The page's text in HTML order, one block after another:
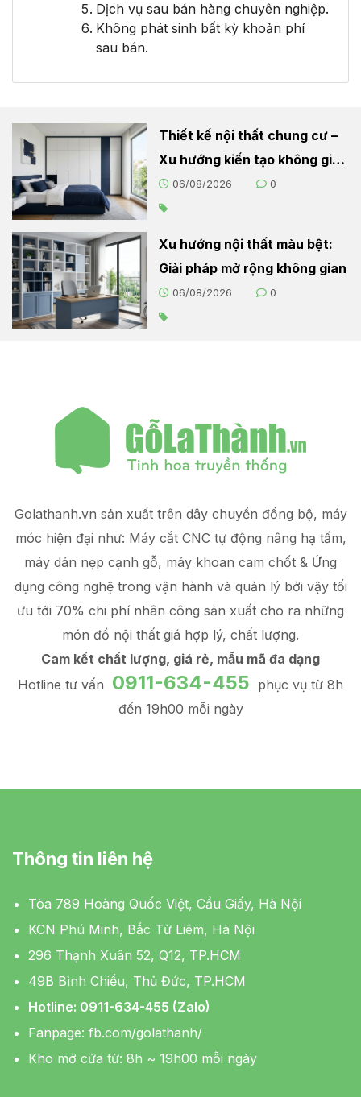
Dịch vụ sau bán hàng chuyên nghiệp.
Không phát sinh bất kỳ khoản phí
sau bán.
Thiết kế nội thất chung cư –
Xu hướng kiến tạo không gian
sống hiện đại
06/08/2026 0
Xu hướng nội thất màu bệt:
Giải pháp mở rộng không gian
06/08/2026 0
Golathanh.vn sản xuất trên dây chuyền đồng bộ, máy
móc hiện đại như: Máy cắt CNC tự động nâng hạ tấm,
máy dán nẹp cạnh gỗ, máy khoan cam chốt & Ứng
dụng công nghệ trong vận hành và quản lý bởi vậy tối
ưu tới 70% chi phí nhân công sản xuất cho ra những
món đồ nội thất giá hợp lý, chất lượng.
Cam kết chất lượng, giá rẻ, mẫu mã đa dạng
Hotline tư vấn 0911-634-455 phục vụ từ 8h
đến 19h00 mỗi ngày
Thông tin liên hệ
Tòa 789 Hoàng Quốc Việt, Cầu Giấy, Hà Nội
KCN Phú Minh, Bắc Từ Liêm, Hà Nội
296 Thạnh Xuân 52, Q12, TP.HCM
49B Bình Chiểu, Thủ Đức, TP.HCM
Hotline: 0911-634-455 (Zalo)
Fanpage: fb.com/golathanh/
Kho mở cửa từ: 8h ~ 19h00 mỗi ngày